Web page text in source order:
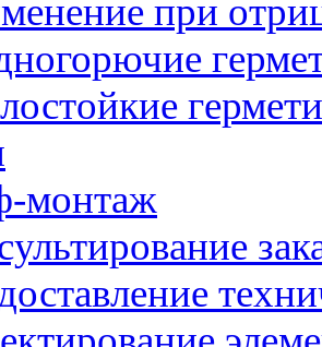
при
монтаж